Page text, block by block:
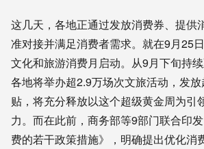
这几天，各地正通过发放消费券、提供
准对接并满足消费者需求。就在9月25
文化和旅游消费月启动。从9月下旬持
各地将举办超2.9万场次文旅活动，发
贴，将充分释放以这个超级黄金周为引
力。而在此前，商务部等9部门联合印
费的若干政策措施》，明确提出优化消